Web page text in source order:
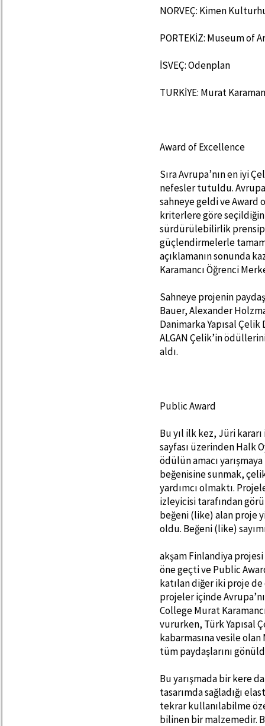
NORVEÇ: Kimen
PORTEKİZ: Museum of
İSVEÇ: Odenplan
TURKİYE: Murat
Award of Excellence
Sıra Avrupa’nın en iyi
nefesler tutuldu. Avrupa
sahneye geldi ve
kriterlere göre
sürdürülebilirlik
güçlendirmelerle
açıklamanın sonunda
Karamancı Öğrenci
Sahneye projenin
Bauer, Alexander
Danimarka Yapısal
ALGAN Çelik’in
aldı.
Public Award
Bu yıl ilk kez, Jüri
sayfası üzerinden Halk
ödülün amacı
beğenisine sunmak,
yardımcı olmaktı.
izleyicisi tarafından
beğeni (like) alan proje
oldu. Beğeni (like)
akşam Finlandiya
öne geçti ve Public
katılan diğer iki proje
projeler içinde
College Murat
vururken, Türk Yapısal
kabarmasına vesile
tüm paydaşlarını
Bu yarışmada bir kere
tasarımda sağladığı
tekrar kullanılabilme
bilinen bir malzemedir.